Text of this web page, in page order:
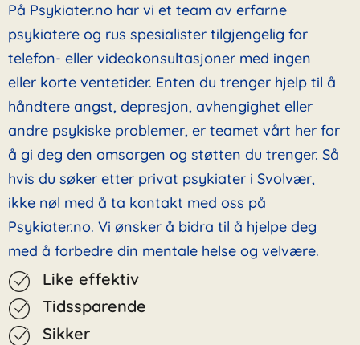
På Psykiater.no har vi et team av erfarne
psykiatere og rus spesialister tilgjengelig for
telefon- eller videokonsultasjoner med ingen
eller korte ventetider. Enten du trenger hjelp til å
håndtere angst, depresjon, avhengighet eller
andre psykiske problemer, er teamet vårt her for
å gi deg den omsorgen og støtten du trenger. Så
hvis du søker etter privat psykiater i Svolvær,
ikke nøl med å ta kontakt med oss på
Psykiater.no. Vi ønsker å bidra til å hjelpe deg
med å forbedre din mentale helse og velvære.
Like effektiv
Tidssparende
Sikker